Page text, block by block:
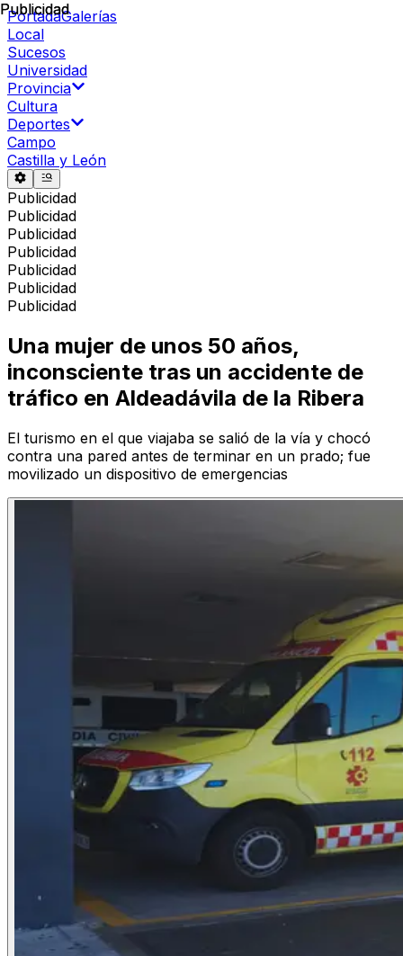
PortadaGalerías
Local
Sucesos
Universidad
Provincia
Cultura
Deportes
Campo
Castilla y León
Publicidad
Publicidad
Publicidad
Publicidad
Publicidad
Publicidad
Publicidad
Publicidad
Una mujer de unos 50 años,
inconsciente tras un accidente de
tráfico en Aldeadávila de la Ribera
El turismo en el que viajaba se salió de la vía y chocó
contra una pared antes de terminar en un prado; fue
movilizado un dispositivo de emergencias
Publicidad